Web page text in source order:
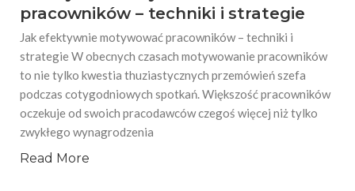
pracowników – techniki i strategie
Jak efektywnie motywować pracowników – techniki i
strategie W obecnych czasach motywowanie pracowników
to nie tylko kwestia thuziastycznych przemówień szefa
podczas cotygodniowych spotkań. Większość pracowników
oczekuje od swoich pracodawców czegoś więcej niż tylko
zwykłego wynagrodzenia
Read More